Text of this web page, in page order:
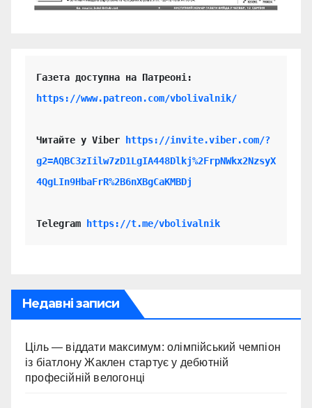
https://www.patreon.com/vbolivalnik/
Читайте у Viber
https://invite.viber.com/?
g2=AQBC3zIilw7zD1LgIA448Dlkj%2FrpNWkx2NzsyX
4QgLIn9HbaFrR%2B6nXBgCaKMBDj
Telegram https://t.me/vbolivalnik
Недавні записи
Ціль — віддати максимум: олімпійський чемпіон
із біатлону Жаклен стартує у дебютній
професійній велогонці